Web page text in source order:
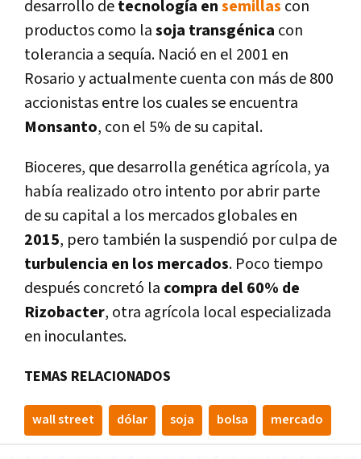
desarrollo detecnologí­a ensemillas con
productos como lasoja transgénica con
tolerancia a sequí­a. Nació en el 2001 en
Rosario y actualmente cuenta con más de 800
accionistas entre los cuales se encuentra
Monsanto, con el 5% de su capital.
Bioceres, que desarrolla genética agrí­cola, ya
habí­a realizado otro intento por abrir parte
de su capital a los mercados globales en
2015, pero también la suspendió por culpa de
turbulencia en los mercados. Poco tiempo
después concretó la compra del 60% de
Rizobacter, otra agrí­cola local especializada
en inoculantes.
TEMAS RELACIONADOS
wall street dólar soja bolsa mercado